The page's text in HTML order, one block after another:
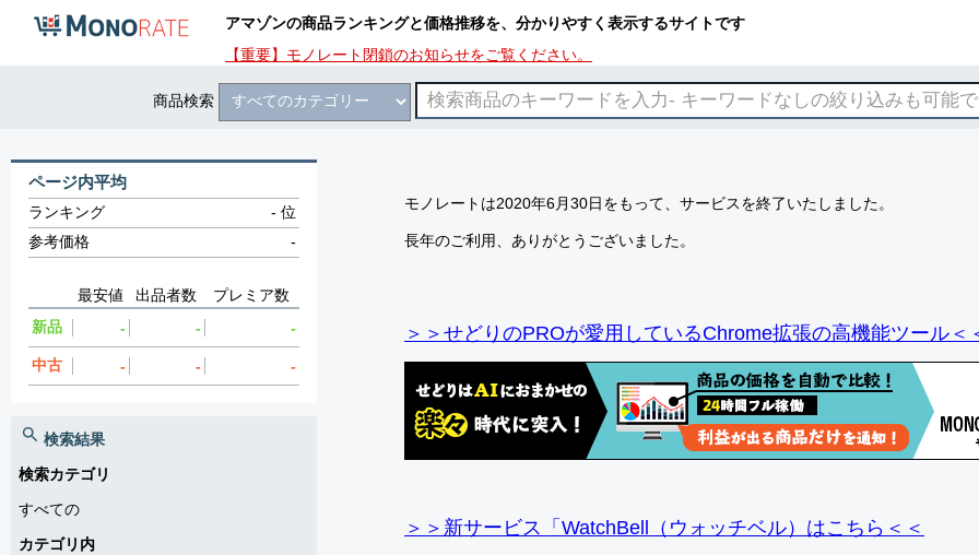
アマゾンの商品ランキングと価格推移を、分かりやすく表示するサイトです
【重要】モノレート閉鎖のお知らせをご覧ください。
商品検索
モノレートは2020年6月30日をもって、サービスを終了いたしました。
長年のご利用、ありがとうございました。
＞＞せどりのPROが愛用しているChrome拡張の高機能ツール＜
＞＞新サービス「WatchBell（ウォッチベル）はこちら＜＜
ページ内平均
ランキング -位
参考価格
-
最安値 出品者数
プレミア数
新品
- - -
中古 - - -
検索結果
検索カテゴリ
すべての
カテゴリ内